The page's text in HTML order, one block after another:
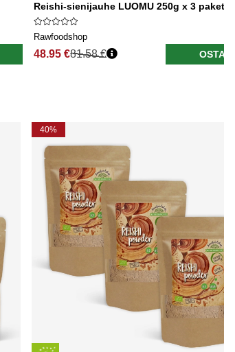
Reishi-sienijauhe LUOMU 250g x 3
Rawfoodshop
48.95 €81.58 € OSTA
40%